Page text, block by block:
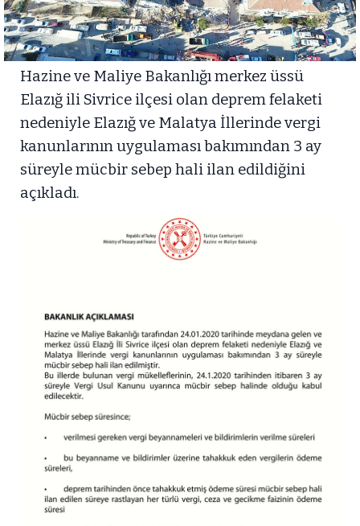
Hazine ve Maliye Bakanlığı merkez üssü
Elazığ ili Sivrice ilçesi olan deprem felaketi
nedeniyle Elazığ ve Malatya İllerinde vergi
kanunlarının uygulaması bakımından 3 ay
süreyle mücbir sebep hali ilan edildiğini
açıkladı.